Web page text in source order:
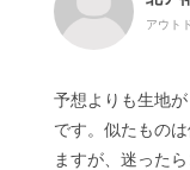
アウト
予想よりも生地
です。似たもの
ますが、迷った